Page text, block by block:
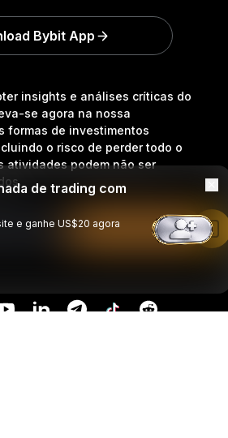
insights e análises críticas do
se agora na nossa
formas de investimentos
o risco de perder todo o
atividades podem não ser
Inscrição
Bybit App
de trading com
e ganhe US$20 agora
Leia no app da Bybit